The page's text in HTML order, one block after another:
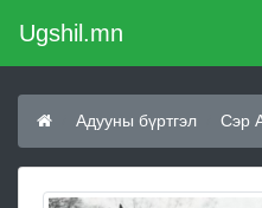
Ugshil.mn
Адууны бүртгэл Сэр